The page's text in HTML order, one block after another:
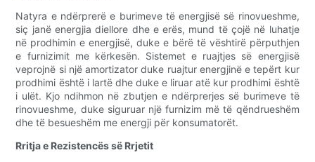
Natyra e ndërprerë e burimeve të energjisë së rinovueshme,
siç janë energjia diellore dhe e erës, mund të çojë në luhatje
në prodhimin e energjisë, duke e bërë të vështirë përputhjen
e furnizimit me kërkesën. Sistemet e ruajtjes së energjisë
veprojnë si një amortizator duke ruajtur energjinë e tepërt kur
prodhimi është i lartë dhe duke e liruar atë kur prodhimi është
i ulët. Kjo ndihmon në zbutjen e ndërprerjes së burimeve të
rinovueshme, duke siguruar një furnizim më të qëndrueshëm
dhe të besueshëm me energji për konsumatorët.
Rritja e Rezistencës së Rrjetit